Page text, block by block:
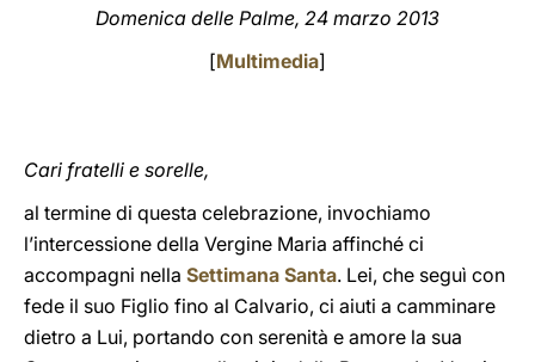
Domenica delle Palme, 24 marzo 2013
[Multimedia]
Cari fratelli e sorelle,
al termine di questa celebrazione, invochiamo
l’intercessione della Vergine Maria affinché ci
accompagni nella Settimana Santa. Lei, che seguì con
fede il suo Figlio fino al Calvario, ci aiuti a camminare
dietro a Lui, portando con serenità e amore la sua